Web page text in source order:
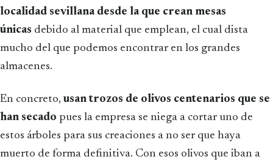
localidad sevillana desde la que crean mesas
únicas debido al material que emplean, el cual dista
mucho del que podemos encontrar en los grandes
almacenes.
En concreto,usan trozos de olivos centenarios que se
han secado pues la empresa se niega a cortar uno de
estos árboles para sus creaciones a no ser que haya
muerto de forma definitiva. Con esos olivos que iban a